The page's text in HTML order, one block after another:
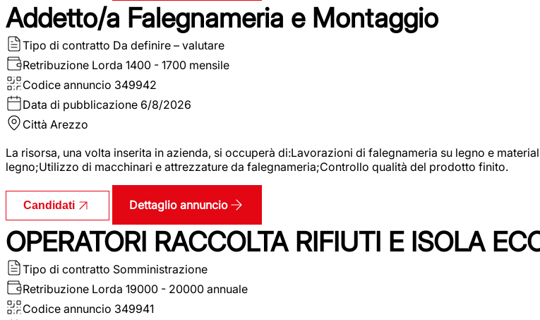
Addetto/a Falegnameria e Montaggio
Tipo di contratto Da definire – valutare
Retribuzione Lorda 1400 - 1700 mensile
Codice annuncio 349942
Data di pubblicazione 6/8/2026
Città Arezzo
La risorsa, una volta inserita in azienda, si occuperà di:Lavorazioni di falegnameria su legno e
legno;Utilizzo di macchinari e attrezzature da falegnameria;Controllo qualità del prodotto finito.
Candidati Dettaglio annuncio
OPERATORI RACCOLTA RIFIUTI E ISOLA
Tipo di contratto Somministrazione
Retribuzione Lorda 19000 - 20000 annuale
Codice annuncio 349941